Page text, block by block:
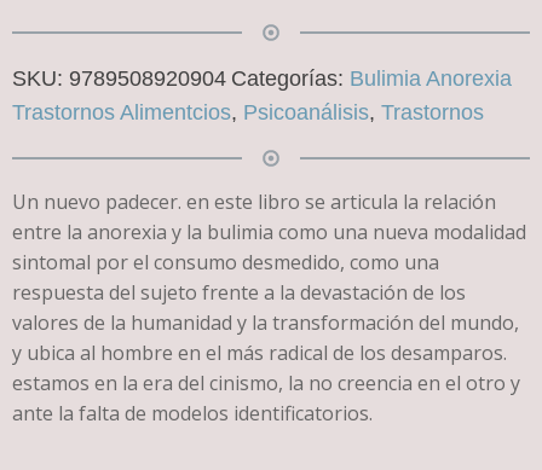
SKU: 9789508920904 Categorías: Bulimia Anorexia
Trastornos Alimentcios, Psicoanálisis, Trastornos
Un nuevo padecer. en este libro se articula la relación
entre la anorexia y la bulimia como una nueva modalidad
sintomal por el consumo desmedido, como una
respuesta del sujeto frente a la devastación de los
valores de la humanidad y la transformación del mundo,
y ubica al hombre en el más radical de los desamparos.
estamos en la era del cinismo, la no creencia en el otro y
ante la falta de modelos identificatorios.